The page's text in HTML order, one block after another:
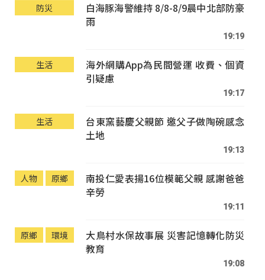
防災
白海豚海警維持 8/8-8/9晨中北部防豪
雨
19:19
生活
海外網購App為民間營運 收費、個資
引疑慮
19:17
生活
台東窯藝慶父親節 邀父子做陶碗感念
土地
19:13
人物 原鄉
南投仁愛表揚16位模範父親 感謝爸爸
辛勞
19:11
原鄉 環境
大鳥村水保故事展 災害記憶轉化防災
教育
19:08